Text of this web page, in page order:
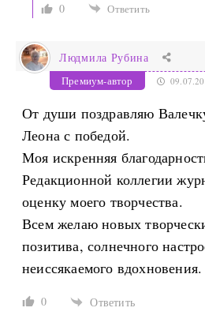
0
Ответить
Людмила Рубина
Премиум-автор
От души поздравляю
Леона с победой.
Моя искренняя
Редакционной коллегии
оценку моего творчества.
Всем желаю новых
позитива, солнечного
неиссякаемого
0 Ответить